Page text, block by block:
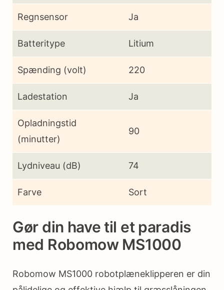
Regnsensor Ja
Batteritype Litium
Spænding (volt) 220
Ladestation Ja
Opladningstid
(minutter)
90
Lydniveau (dB) 74
Farve Sort
Gør din have til et paradis
med Robomow MS1000
Robomow MS1000 robotplæneklipperen er din